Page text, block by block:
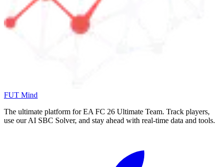
FUT Mind
The ultimate platform for EA FC 26 Ultimate Team. Track players,
use our AI SBC Solver, and stay ahead with real-time data and tools.